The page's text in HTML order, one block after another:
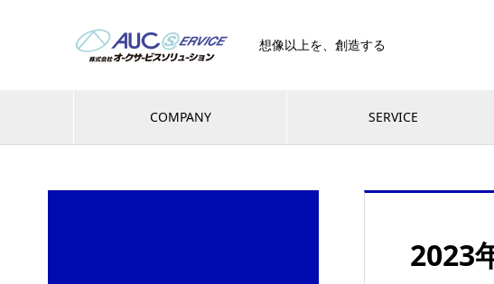
想像以上を、創造する
COMPANY SERVICE
2023